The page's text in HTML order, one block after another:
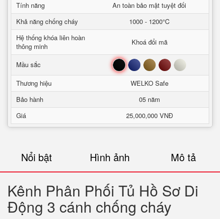
Tính năng
An toàn bảo mật tuyệt đối
Khả năng chống cháy
1000 - 1200°C
Hệ thống khóa liên hoàn
thông minh
Khoá đổi mã
Mầu sắc Đen Xanh Nâu Đỏ Trắng
Thương hiệu
WELKO Safe
Bảo hành
05 năm
Giá
25,000,000 VNĐ
Nổi bật Hình ảnh Mô tả
Kênh Phân Phối Tủ Hồ Sơ Di
Động 3 cánh chống cháy